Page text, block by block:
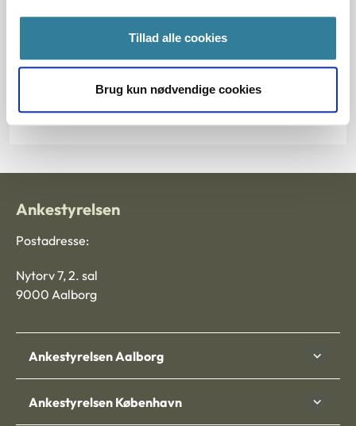
Tillad alle cookies
Brug kun nødvendige cookies
§ 109e § 129 § 67 § 109 § 71 § 109h § 55
Journalnummer J.nr.:
360003-00
Ankestyrelsen
Postadresse:
Nytorv 7, 2. sal
9000 Aalborg
Ankestyrelsen Aalborg
Ankestyrelsen København